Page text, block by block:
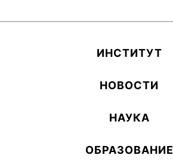
ИН­СТИ­ТУТ
НОВОСТИ
НАУКА
ОБ­РА­ЗОВА­НИЕ